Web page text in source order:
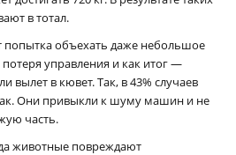
в тотал.
попытка объехать даже небольшое
управления и как итог —
вылет в кювет. Так, в 43% случаев
Они привыкли к шуму машин и не
часть.
животные повреждают